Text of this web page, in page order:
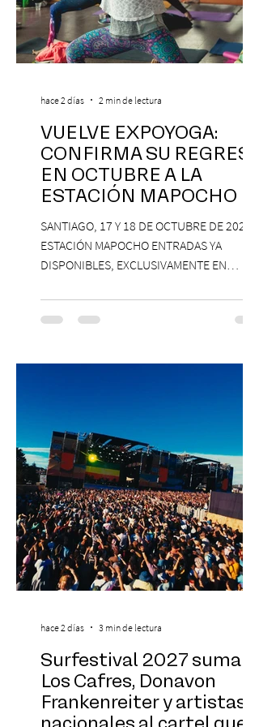
VUELVE EXPOYOGA:
CONFIRMA SU REGRESO
EN OCTUBRE A LA
ESTACIÓN MAPOCHO
SANTIAGO, 17 Y 18 DE OCTUBRE DE 2026,
ESTACIÓN MAPOCHO ENTRADAS YA
DISPONIBLES, EXCLUSIVAMENTE EN
con una edición renovada que reunirá
yoga, bienestar y vida consciente, con la
Antonella Orsini, Yoga Woman y más
Centro Cultural Estación Mapocho, espacio
que albergará durante dos jornadas una
pro
hace 2 días 2 min de lectura
Surfestival 2027 suma a
Los Cafres, Donavon
Frankenreiter y artistas
hace 2 días 3 min de lectura